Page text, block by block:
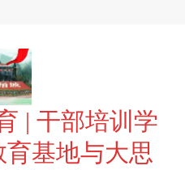
| 干部培训学
基地与大思